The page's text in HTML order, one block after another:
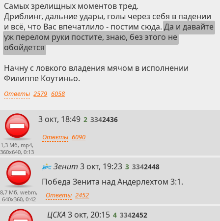
Самых зрелищных моментов тред.
Дриблинг, дальние удары, голы через себя в падении
и всё, что Вас впечатлило - постим сюда. Да и давайте
уж перелом руки постите, знаю, без этого не
обойдется
Начну с ловкого владения мячом в исполнении
Филиппе Коутиньо.
Ответы 2579 6058
1,3 Мб, mp4,
360x640, 0:13
2
3 окт, 18:49 2 3342436
Ответы 6090
8,7 Мб, webm,
640x360, 0:42
Зенит 3
3 окт, 19:23 3 3342448
Победа Зенита над Андерлехтом 3:1.
Ответы 2452
ЦСКА4
3 окт, 20:15 4 3342452